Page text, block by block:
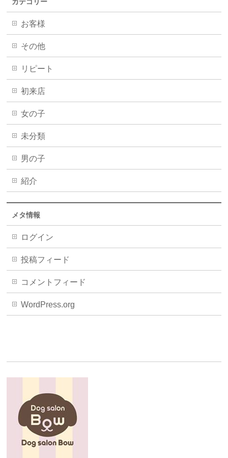
お客様
その他
リピート
初来店
女の子
未分類
男の子
紹介
メタ情報
ログイン
投稿フィード
コメントフィード
WordPress.org